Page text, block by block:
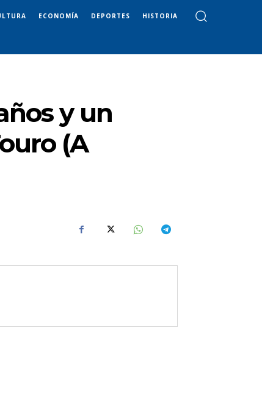
ECONOMÍA DEPORTES HISTORIA
y un
(A